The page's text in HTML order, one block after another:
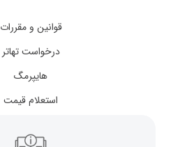
قوانین و مقررات
درخواست تهاتر
هایپرمگ
استعلام قیمت